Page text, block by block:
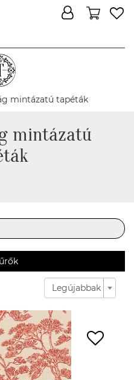
mintázatú tapéták
mintázatú
Legújabbak